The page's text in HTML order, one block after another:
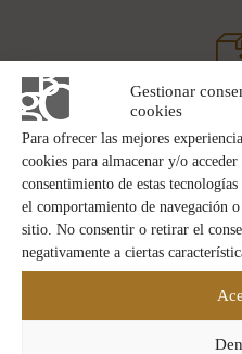
Gestionar
cookies
Para ofrecer las mejores
cookies para almacenar y/o
consentimiento de estas
el comportamiento de navegación
sitio. No consentir o retirar el
negativamente a ciertas
POLÍTICAS
Cambios y
COMPOSICIÓN
(Garnacha, Graciano y